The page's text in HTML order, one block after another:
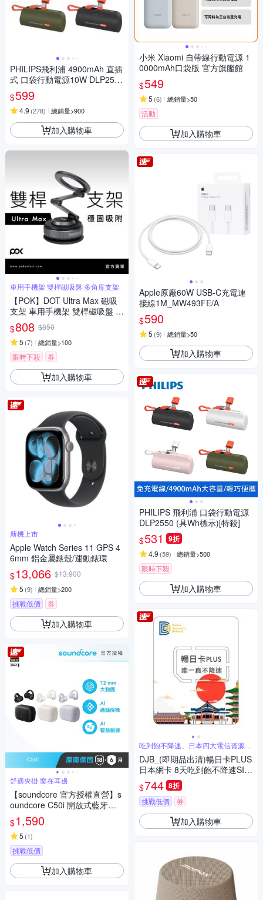
PHILIPS飛利浦 4900mAh 直插
式 口袋行動電源10W DLP2550
17.88Wh_具Wh標示
$599
4.9 (278) 總銷量>900
加入購物車
車用手機架 雙桿磁吸盤 多角度支架
【POK】DOT Ultra Max 磁吸
支架 車用手機架 雙桿磁吸盤 多
角度支架
$808 $850
5 (7) 總銷量>100
限時下殺 券
加入購物車
新機上市
Apple Watch Series 11 GPS 4
6mm 鋁金屬錶殼/運動錶環
$13,066 $13,900
5 (9) 總銷量>200
挑戰低價 券
加入購物車
舒適夾掛 樂在耳邊
【soundcore 官方授權直營】s
oundcore C50i 開放式藍牙耳
夾耳機
$1,590
5 (1)
挑戰低價
加入購物車
小米 Xiaomi 自帶線行動電源 1
0000mAh口袋版 官方旗艦館
$549
5 (6) 總銷量>50
活動
加入購物車
Apple原廠60W USB-C充電連
接線1M_MW493FE/A
$590
5 (9) 總銷量>50
加入購物車
PHILIPS 飛利浦 口袋行動電源
DLP2550 (具Wh標示)[特殺]
$531 9折
4.9 (59) 總銷量>500
限時下殺
加入購物車
吃到飽不降速、日本四大電信資源共
享
DJB_(即期品出清)暢日卡PLUS
日本網卡 8天吃到飽不降速SIM
卡
$744 8折
挑戰低價 券
加入購物車